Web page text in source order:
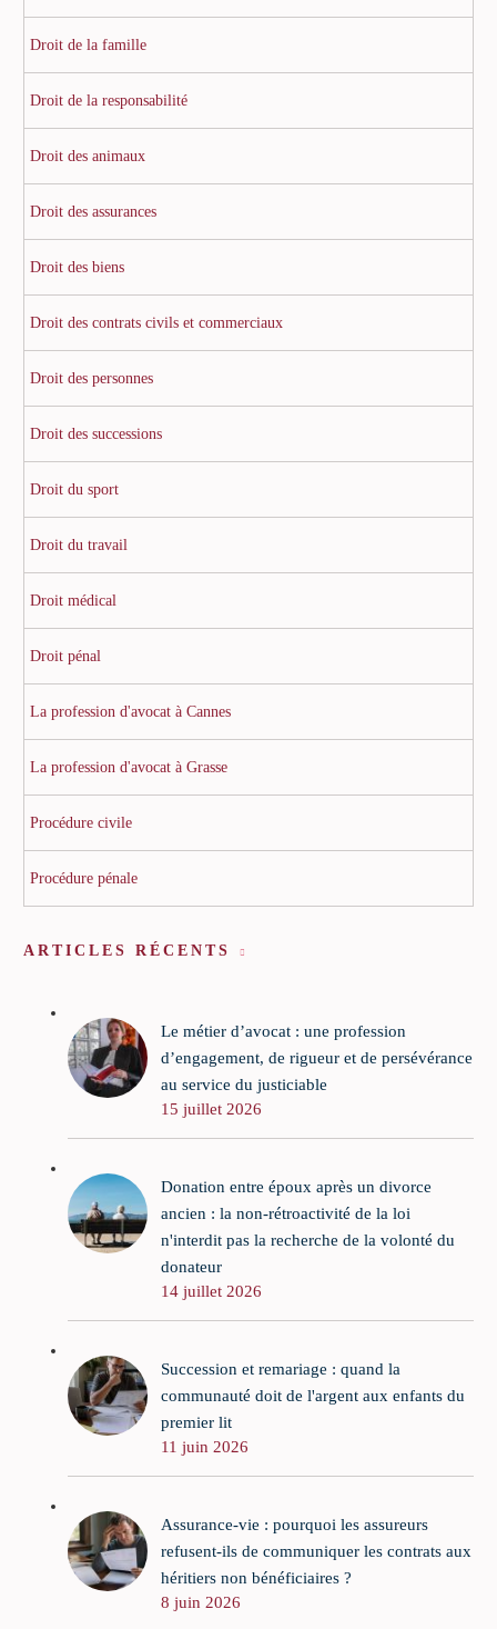
Droit de la famille
Droit de la responsabilité
Droit des animaux
Droit des assurances
Droit des biens
Droit des contrats civils et commerciaux
Droit des personnes
Droit des successions
Droit du sport
Droit du travail
Droit médical
Droit pénal
La profession d'avocat à Cannes
La profession d'avocat à Grasse
Procédure civile
Procédure pénale
ARTICLES RÉCENTS
Le métier d’avocat : une profession
d’engagement, de rigueur et de persévérance
au service du justiciable
15 juillet 2026
Donation entre époux après un divorce
ancien : la non-rétroactivité de la loi
n'interdit pas la recherche de la volonté du
donateur
14 juillet 2026
Succession et remariage : quand la
communauté doit de l'argent aux enfants du
premier lit
11 juin 2026
Assurance-vie : pourquoi les assureurs
refusent-ils de communiquer les contrats aux
héritiers non bénéficiaires ?
8 juin 2026